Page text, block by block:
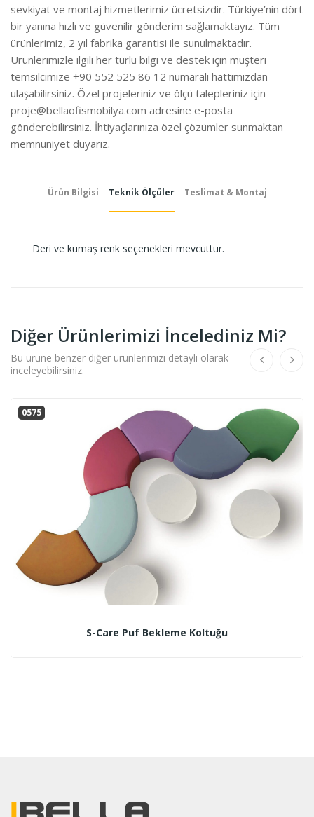
sevkiyat ve montaj hizmetlerimiz ücretsizdir. Türkiye’nin dört
bir yanına hızlı ve güvenilir gönderim sağlamaktayız. Tüm
ürünlerimiz, 2 yıl fabrika garantisi ile sunulmaktadır.
Ürünlerimizle ilgili her türlü bilgi ve destek için müşteri
temsilcimize +90 552 525 86 12 numaralı hattımızdan
ulaşabilirsiniz. Özel projeleriniz ve ölçü talepleriniz için
proje@bellaofismobilya.com adresine e-posta
gönderebilirsiniz. İhtiyaçlarınıza özel çözümler sunmaktan
memnuniyet duyarız.
Ürün Bilgisi Teknik Ölçüler Teslimat & Montaj
Deri ve kumaş renk seçenekleri mevcuttur.
Diğer Ürünlerimizi İncelediniz Mi?
Bu ürüne benzer diğer ürünlerimizi detaylı olarak
inceleyebilirsiniz.
0575
S-Care Puf Bekleme Koltuğu